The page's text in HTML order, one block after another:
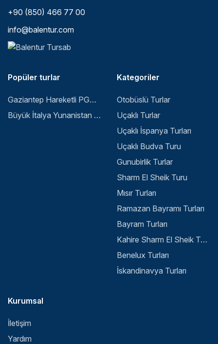
+90 (850) 466 77 00
info@balentur.com
Popüler turlar
Gaziantep Hareketli PGS ile Buyuk Balkan 6 Gece 8 Gun Vizesiz SKP-SKP
Büyük İtalya Yunanistan Balkan Turu - İstanbul
Kategoriler
Otobüslü Turlar
Uçaklı Turlar
Uçaklı İspanya Turları
Uçaklı Budva Turu
Gunubirlik Turlar
Sharm El Sheik Turu
Mısır Turları
Ramazan Bayramı Turları
Bayram Turları
Kahire Sharm El Sheik Turu
Benelux Turları
İskandinavya Turları
Kurumsal
İletişim
Yardım